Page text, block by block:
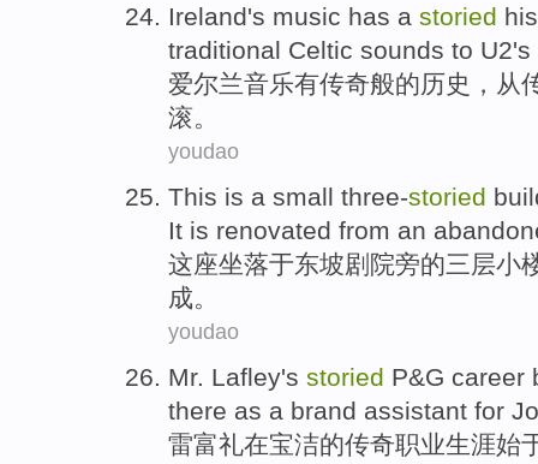
Ireland's music has a storied
traditional Celtic sounds to U2's
爱尔兰音乐有传奇般的历史 ， 从
滚。
youdao
This is a small three-storied
It is renovated from an
这座坐落于东坡剧院旁的三层小
成。
youdao
Mr. Lafley's storied P&G career
there as a brand assistant for
雷富礼在宝洁的传奇职业生涯始